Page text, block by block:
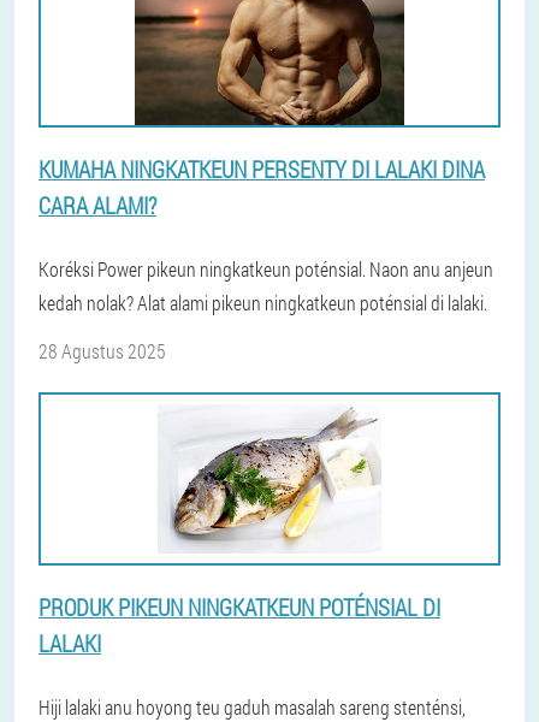
KUMAHA NINGKATKEUN PERSENTY DI LALAKI DINA
CARA ALAMI?
Koréksi Power pikeun ningkatkeun poténsial. Naon anu anjeun
kedah nolak? Alat alami pikeun ningkatkeun poténsial di lalaki.
28 Agustus 2025
PRODUK PIKEUN NINGKATKEUN POTÉNSIAL DI
LALAKI
Hiji lalaki anu hoyong teu gaduh masalah sareng stenténsi,